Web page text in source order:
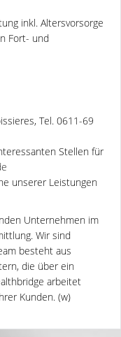
inkl. Altersvorsorge
Fort- und
Tel. 0611-69
Stellen für
unserer Leistungen
Unternehmen im
Wir sind
besteht aus
die über ein
arbeitet
Kunden. (w)